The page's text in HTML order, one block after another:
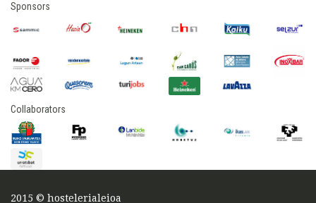
Sponsors
Collaborators
2015 © hostelerialeioa